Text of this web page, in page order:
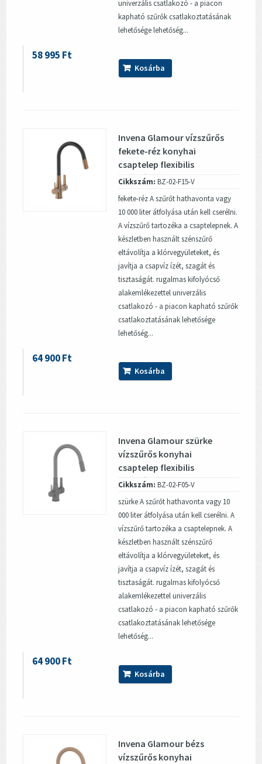
univerzális csatlakozó - a piacon
kapható szűrők csatlakoztatásának
lehetősége lehetőség...
58 995 Ft
Kosárba
Invena Glamour vízszűrős
fekete-réz konyhai
csaptelep flexibilis
kifolyócsővel
Cikkszám: BZ-02-F15-V
fekete-réz A szűrőt hathavonta vagy
10 000 liter átfolyása után kell cserélni.
A vízszűrő tartozéka a csaptelepnek. A
készletben használt szénszűrő
eltávolítja a klórvegyületeket, és
javítja a csapvíz ízét, szagát és
tisztaságát. rugalmas kifolyócső
alakemlékezettel univerzális
csatlakozó - a piacon kapható szűrők
csatlakoztatásának lehetősége
lehetőség...
64 900 Ft
Kosárba
Invena Glamour szürke
vízszűrős konyhai
csaptelep flexibilis
kifolyócsővel
Cikkszám: BZ-02-F05-V
szürke A szűrőt hathavonta vagy 10
000 liter átfolyása után kell cserélni. A
vízszűrő tartozéka a csaptelepnek. A
készletben használt szénszűrő
eltávolítja a klórvegyületeket, és
javítja a csapvíz ízét, szagát és
tisztaságát. rugalmas kifolyócső
alakemlékezettel univerzális
csatlakozó - a piacon kapható szűrők
csatlakoztatásának lehetősége
lehetőség...
64 900 Ft
Kosárba
Invena Glamour bézs
vízszűrős konyhai